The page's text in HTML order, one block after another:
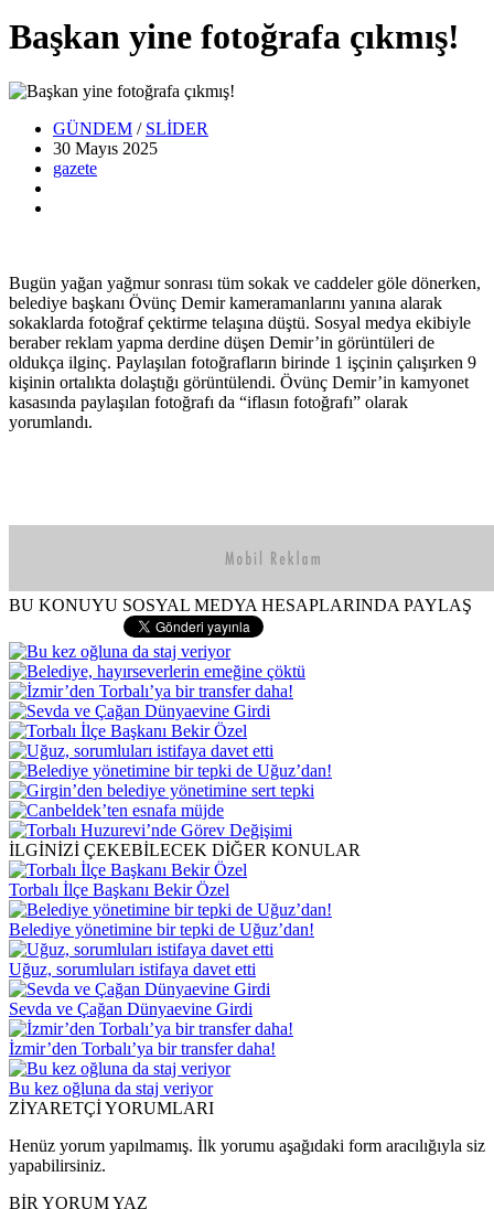
Başkan yine fotoğrafa çıkmış!
GÜNDEM / SLİDER
30 Mayıs 2025
gazete
Bugün yağan yağmur sonrası tüm sokak ve caddeler göle dönerken,
belediye başkanı Övünç Demir kameramanlarını yanına alarak
sokaklarda fotoğraf çektirme telaşına düştü. Sosyal medya ekibiyle
beraber reklam yapma derdine düşen Demir’in görüntüleri de
oldukça ilginç. Paylaşılan fotoğrafların birinde 1 işçinin çalışırken 9
kişinin ortalıkta dolaştığı görüntülendi. Övünç Demir’in kamyonet
kasasında paylaşılan fotoğrafı da “iflasın fotoğrafı” olarak
yorumlandı.
BU KONUYU SOSYAL MEDYA HESAPLARINDA PAYLAŞ
İLGİNİZİ ÇEKEBİLECEK DİĞER KONULAR
Torbalı İlçe Başkanı Bekir Özel
Belediye yönetimine bir tepki de Uğuz’dan!
Uğuz, sorumluları istifaya davet etti
Sevda ve Çağan Dünyaevine Girdi
İzmir’den Torbalı’ya bir transfer daha!
Bu kez oğluna da staj veriyor
ZİYARETÇİ YORUMLARI
Henüz yorum yapılmamış. İlk yorumu aşağıdaki form aracılığıyla siz
yapabilirsiniz.
BİR YORUM YAZ